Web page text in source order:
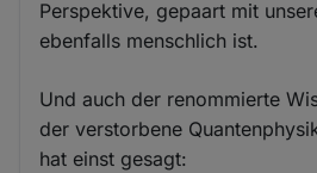
Perspektive, gepaart mit
ebenfalls menschlich ist.
Und auch der renommierte
der verstorbene
hat einst gesagt: